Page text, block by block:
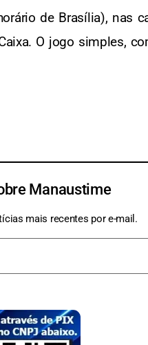
de Brasília), nas
O jogo simples,
Manaustime
mais recentes por e-mail.